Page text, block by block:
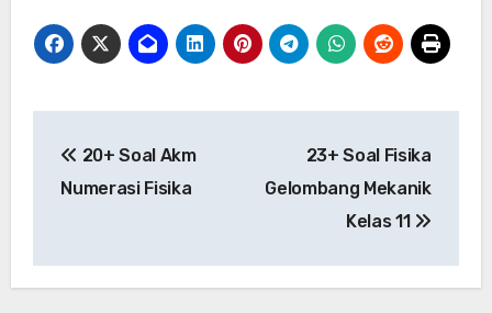
navigation
20+ Soal Akm
Numerasi Fisika
23+ Soal Fisika
Gelombang Mekanik
Kelas 11